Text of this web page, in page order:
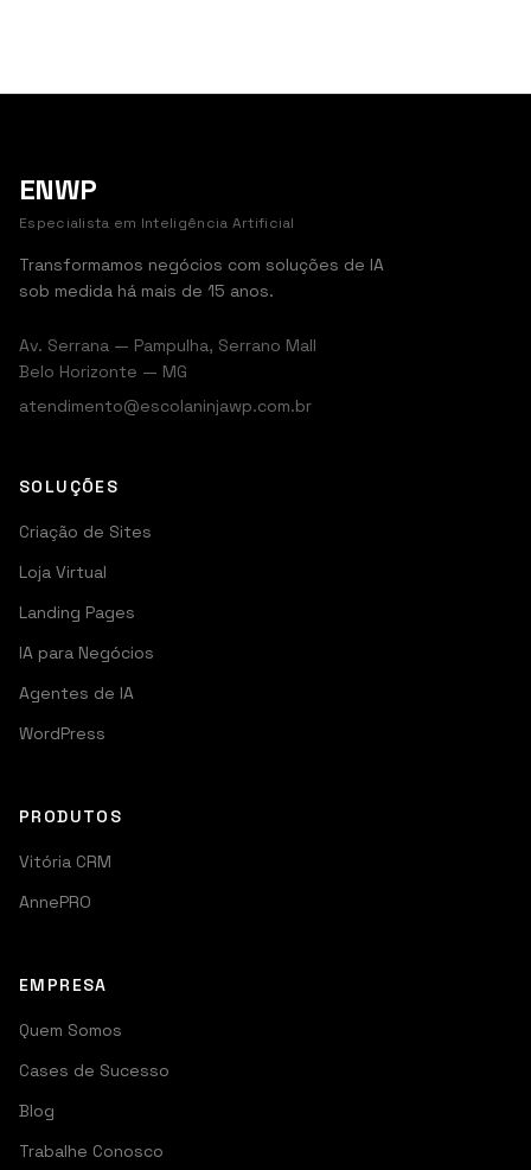
ENWP
Especialista em Inteligência Artificial
Transformamos negócios com soluções de IA
sob medida há mais de 15 anos.
Av. Serrana — Pampulha, Serrano Mall
Belo Horizonte — MG
atendimento@escolaninjawp.com.br
SOLUÇÕES
Criação de Sites
Loja Virtual
Landing Pages
IA para Negócios
Agentes de IA
WordPress
PRODUTOS
Vitória CRM
AnnePRO
EMPRESA
Quem Somos
Cases de Sucesso
Blog
Trabalhe Conosco